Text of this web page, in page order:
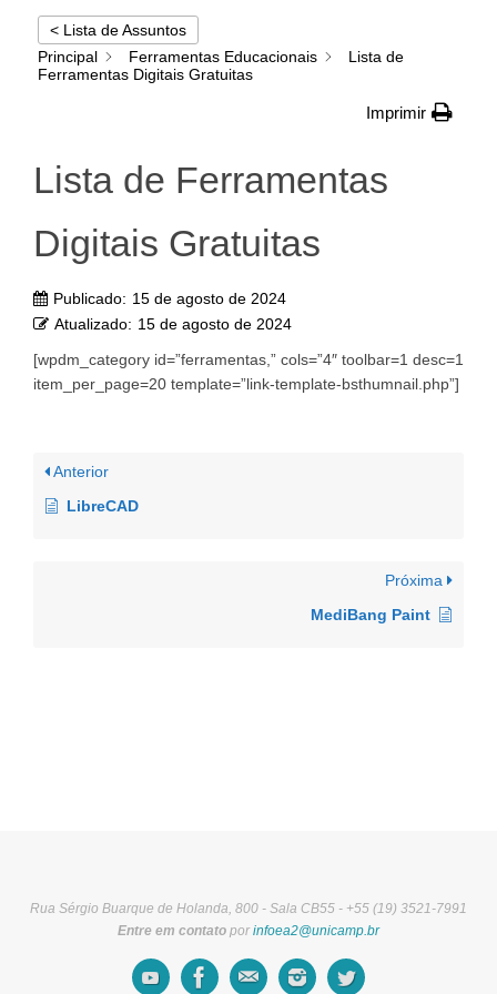
< Lista de Assuntos
Principal
Ferramentas Educacionais
Lista de
Ferramentas Digitais Gratuitas
Imprimir
Lista de Ferramentas
Digitais Gratuitas
Publicado: 15 de agosto de 2024
Atualizado: 15 de agosto de 2024
[wpdm_category id=”ferramentas,” cols=”4″ toolbar=1 desc=1
item_per_page=20 template=”link-template-bsthumnail.php”]
Anterior
LibreCAD
Próxima
MediBang Paint
Rua Sérgio Buarque de Holanda, 800 - Sala CB55 - +55 (19) 3521-7991
Entre em contato por infoea2@unicamp.br